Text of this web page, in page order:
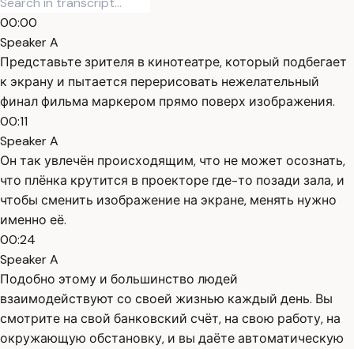
00:00
Speaker A
Представьте зрителя в кинотеатре, который подбегает
к экрану и пытается перерисовать нежелательный
финал фильма маркером прямо поверх изображения.
00:11
Speaker A
Он так увлечён происходящим, что не может осознать,
что плёнка крутится в проекторе где-то позади зала, и
чтобы сменить изображение на экране, менять нужно
именно её.
00:24
Speaker A
Подобно этому и большинство людей
взаимодействуют со своей жизнью каждый день. Вы
смотрите на свой банковский счёт, на свою работу, на
окружающую обстановку, и вы даёте автоматическую